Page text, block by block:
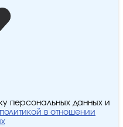
персональных данных и
политикой в отношении